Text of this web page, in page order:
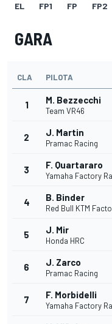
EL FP1 FP FP2
GARA
CLA PILOTA
1 M. Bezzecchi
Team VR46
2 J. Martin
Pramac Racing
3 F. Quartararo
Yamaha Factory
4 B. Binder
Red Bull KTM
5 J. Mir
Honda HRC
6 J. Zarco
Pramac Racing
7 F. Morbidelli
Yamaha Factory